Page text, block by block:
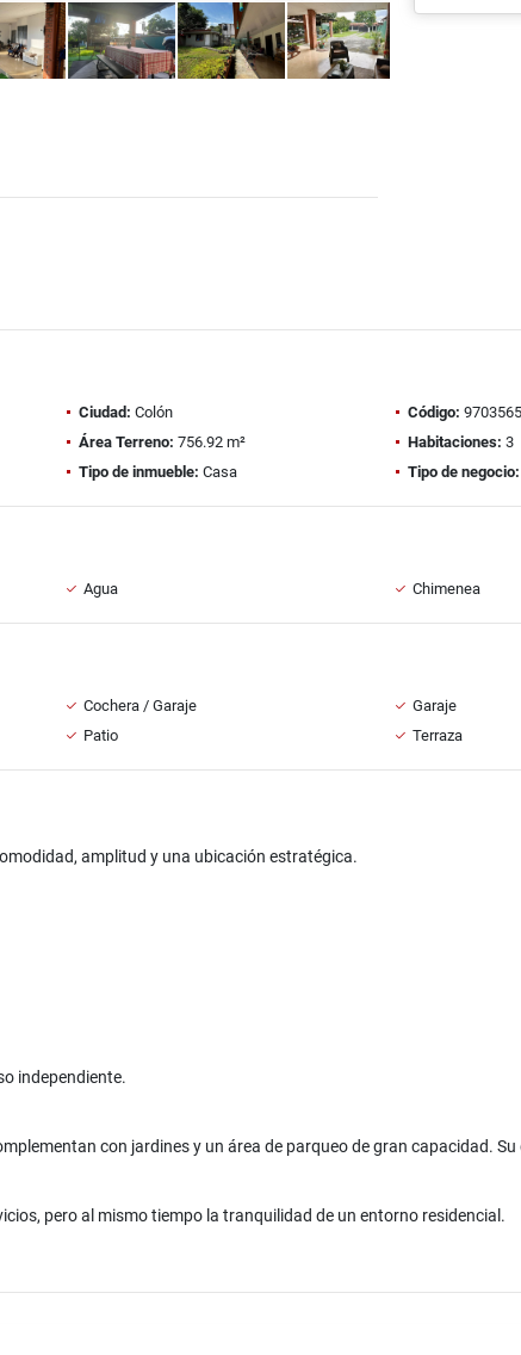
Ciudad: Colón Código: 9703565
Área Terreno: 756.92 m² Habitaciones: 3
Tipo de inmueble: Casa Tipo de negocio:
Agua Chimenea
Cochera / Garaje
Garaje
Patio Terraza
amplitud y una ubicación estratégica.
independiente.
con jardines y un área de parqueo de gran capacidad.
pero al mismo tiempo la tranquilidad de un entorno residencial.